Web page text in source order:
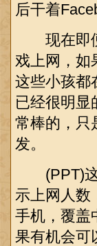
后干着
现在即便
戏上网，如
这些小孩都
已经很明显
常棒的，只
发。
(PPT)这
示上网人数
手机，覆盖
果有机会可